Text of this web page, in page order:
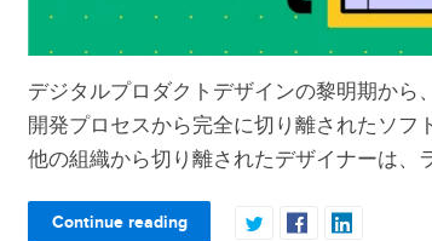
デジタルプロダクトデザインの黎明期か
開発プロセスから完全に切り離されたソフ
他の組織から切り離されたデザイナーは、
Continue reading